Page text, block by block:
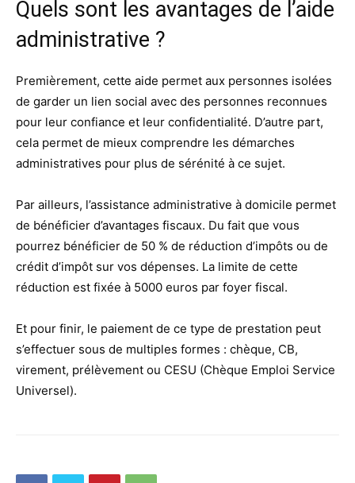
Quels sont les avantages de l’aide
administrative ?
Premièrement, cette aide permet aux personnes isolées
de garder un lien social avec des personnes reconnues
pour leur confiance et leur confidentialité. D’autre part,
cela permet de mieux comprendre les démarches
administratives pour plus de sérénité à ce sujet.
Par ailleurs, l’assistance administrative à domicile permet
de bénéficier d’avantages fiscaux. Du fait que vous
pourrez bénéficier de 50 % de réduction d’impôts ou de
crédit d’impôt sur vos dépenses. La limite de cette
réduction est fixée à 5000 euros par foyer fiscal.
Et pour finir, le paiement de ce type de prestation peut
s’effectuer sous de multiples formes : chèque, CB,
virement, prélèvement ou CESU (Chèque Emploi Service
Universel).